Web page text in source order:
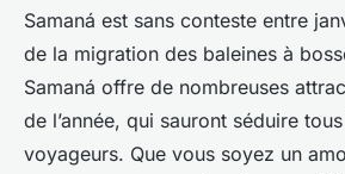
Samaná est sans conteste entre
de la migration des baleines à
Samaná offre de nombreuses
de l’année, qui sauront séduire
voyageurs. Que vous soyez un